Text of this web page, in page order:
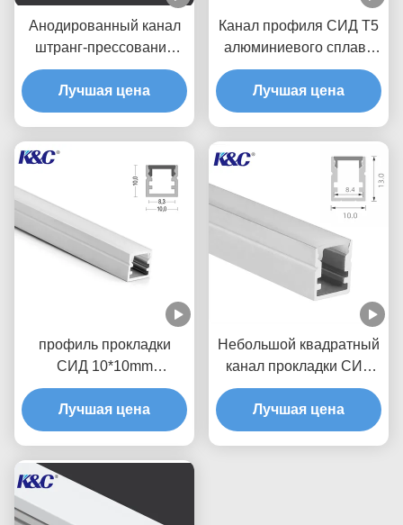
Анодированный канал
штранг-прессования
профиля небольшой
прокладки СИД
алюминиевый
Лучшая цена
Канал профиля СИД T5
алюминиевого сплава
6063 с крышкой
отражетеля ПК
Лучшая цена
профиль прокладки
СИД 10*10mm
алюминиевый с
крышкой отражетеля ПК
PMMA
Лучшая цена
Небольшой квадратный
канал прокладки СИД
потолочного освещения
10*13mm с отражетелем
Лучшая цена